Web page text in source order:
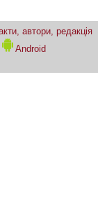
автори, редакція
Android